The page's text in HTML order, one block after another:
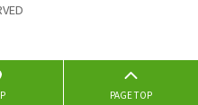
PAGE TOP